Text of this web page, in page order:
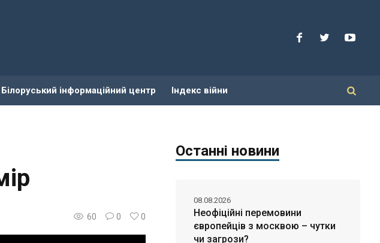
Білоруський інформаційний центр Індекс війни
60 0 0
Останні новини
Неофіційні перемовини
європейців з москвою – чутки
чи загрози?
08.08.2026